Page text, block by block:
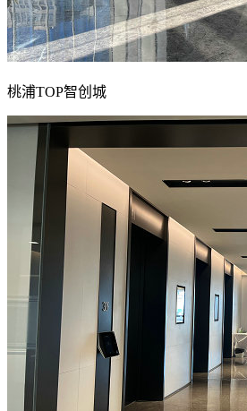
桃浦TOP智创城